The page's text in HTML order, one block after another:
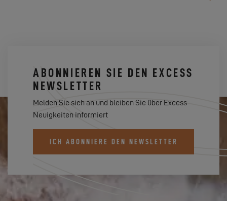
ABONNIEREN SIE DEN EXCESS
NEWSLETTER
Melden Sie sich an und bleiben Sie über Excess
Neuigkeiten informiert
ICH ABONNIERE DEN NEWSLETTER